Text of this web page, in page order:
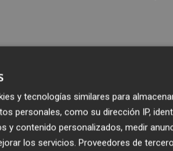
podría haber sido más grave,
no detuvo la retirada de fondos
en ambos bancos no logró
es verdad que aunque el
un breve repunte en la
y tecnologías similares para
personales, como su dirección IP,
y contenido personalizados, medir
los servicios. Proveedores de